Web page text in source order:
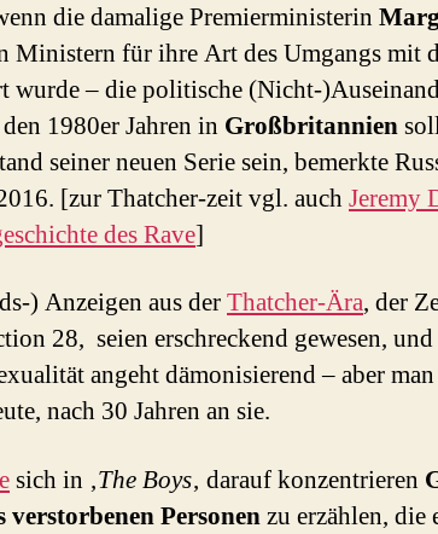
die damalige Premierministerin
Ministern für ihre Art des Umgangs mit
wurde – die politische (Nicht-
1980er Jahren in Großbritannien
seiner neuen Serie sein, bemerkte
[zur Thatcher-zeit vgl. auchJeremy
des Rave]
) Anzeigen aus derThatcher-Ära, der
28, seien erschreckend gewesen, und
angeht dämonisierend – aber
nach 30 Jahren an sie.
sich in ‚The Boys‚ darauf konzentrieren
verstorbenen Personenzu erzählen, die